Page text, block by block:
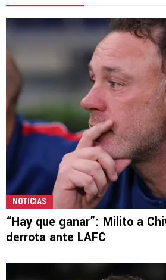
NOTICIAS
“Hay que ganar”: Milito a
derrota ante LAFC